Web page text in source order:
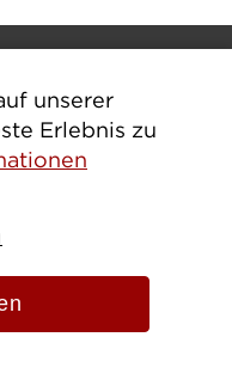
unserer
Erlebnis zu